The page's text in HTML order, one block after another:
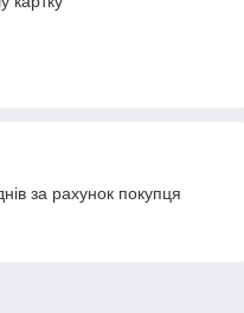
за рахунок покупця